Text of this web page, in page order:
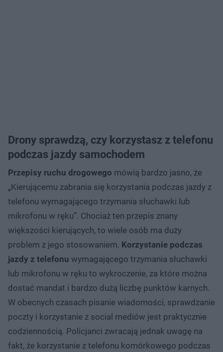
Drony sprawdzą, czy korzystasz z telefonu
podczas jazdy samochodem
Przepisy ruchu drogowego mówią bardzo jasno, że
„Kierującemu zabrania się korzystania podczas jazdy z
telefonu wymagającego trzymania słuchawki lub
mikrofonu w ręku”. Chociaż ten przepis znany
większości kierujących, to wiele osób ma duży
problem z jego stosowaniem. Korzystanie podczas
jazdy z telefonu wymagającego trzymania słuchawki
lub mikrofonu w ręku to wykroczenie, za które można
dostać mandat i bardzo dużą liczbę punktów karnych.
W obecnych czasach pisanie wiadomości, sprawdzanie
poczty i korzystanie z social mediów jest praktycznie
codziennością. Policjanci zwracają jednak uwagę na
fakt, że korzystanie z telefonu komórkowego podczas